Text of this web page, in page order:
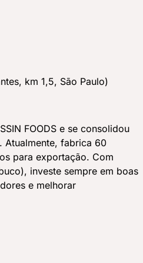
km 1,5, São Paulo)
FOODS e se consolidou
Atualmente, fabrica 60
para exportação. Com
investe sempre em boas
e melhorar